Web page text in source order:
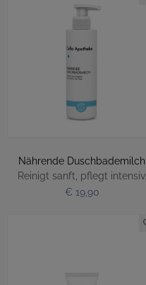
Nährende Duschbademilch
Reinigt sanft, pflegt intensiv.
€ 19,90